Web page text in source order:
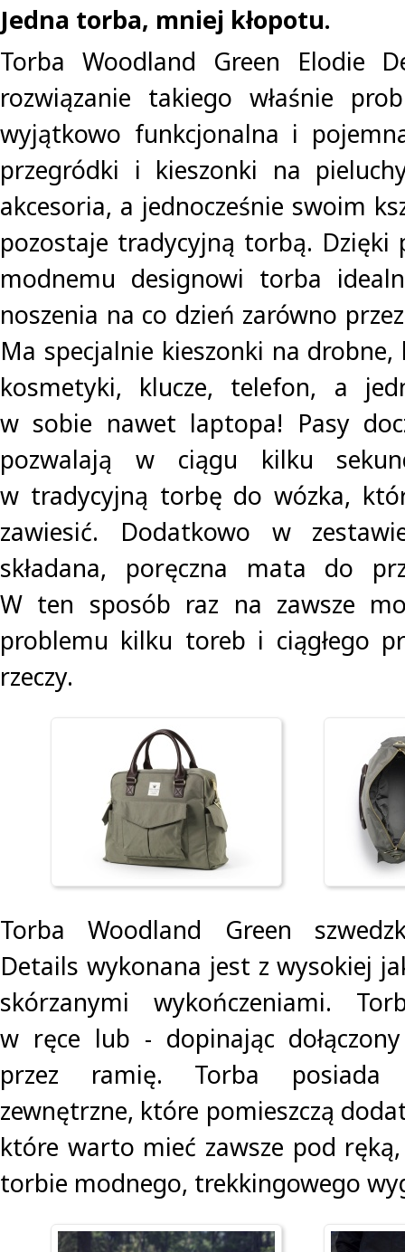
Jedna torba, mniej kłopotu.
Torba Woodland Green Elodie
rozwiązanie takiego właśnie
wyjątkowo funkcjonalna i
przegródki i kieszonki na
akcesoria, a jednocześnie swoim
pozostaje tradycyjną torbą. Dzięki
modnemu designowi torba
noszenia na co dzień zarówno
Ma specjalnie kieszonki na drobne,
kosmetyki, klucze, telefon, a
w sobie nawet laptopa! Pasy
pozwalają w ciągu kilku
w tradycyjną torbę do wózka,
zawiesić. Dodatkowo w
składana, poręczna mata do
W ten sposób raz na zawsze
problemu kilku toreb i ciągłego
rzeczy.
Torba Woodland Green
Details wykonana jest z wysokiej
skórzanymi wykończeniami.
w ręce lub - dopinając
przez ramię. Torba posiada
zewnętrzne, które pomieszczą
które warto mieć zawsze pod
torbie modnego, trekkingowego